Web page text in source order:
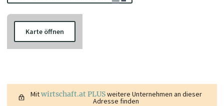
Karte öffnen
Mitwirtschaft.at PLUSweitere Unternehmen an dieser
Adresse finden